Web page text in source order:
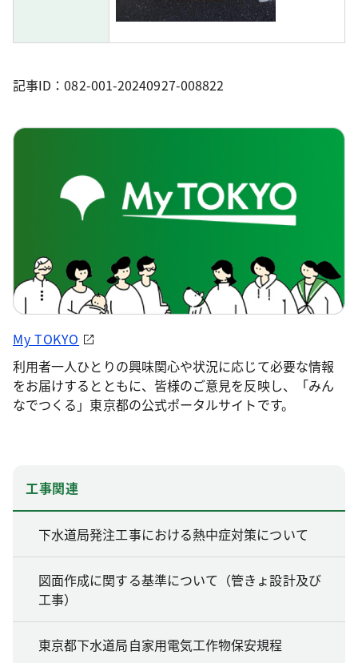
記事ID：082-001-20240927-008822
My TOKYO
利用者一人ひとりの興味関心や状況に応じて必要な情報
をお届けするとともに、皆様のご意見を反映し、「みん
なでつくる」東京都の公式ポータルサイトです。
工事関連
下水道局発注工事における熱中症対策について
図面作成に関する基準について（管きょ設計及び
工事）
東京都下水道局自家用電気工作物保安規程